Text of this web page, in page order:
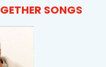
SONGS